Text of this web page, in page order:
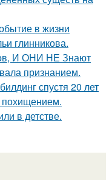
в жизни
глинникова.
И ОНИ НЕ Знают
признанием.
спустя 20 лет
в детстве.